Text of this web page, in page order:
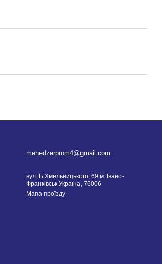
menedzerprom4@gmail.com
вул. Б.Хмельницького, 69 м. Івано-
Франківськ Україна, 76006
Мапа проїзду